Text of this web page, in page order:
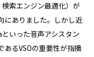
索エンジン最適化）が
にありました。しかし近
いった音声アシスタン
あるVSOの重要性が指摘